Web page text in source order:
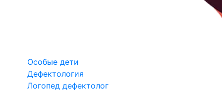
Особые дети
Дефектология
Логопед дефектолог